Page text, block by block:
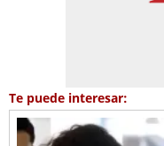
Te puede interesar: